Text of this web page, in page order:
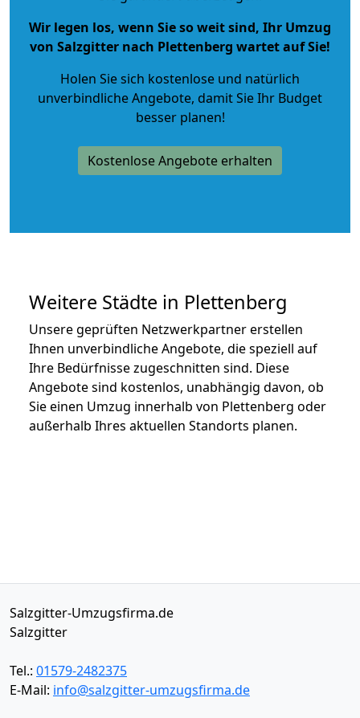
Wir legen los, wenn Sie so weit sind, Ihr Umzug
von Salzgitter nach Plettenberg wartet auf Sie!
Holen Sie sich kostenlose und natürlich
unverbindliche Angebote, damit Sie Ihr Budget
besser planen!
Kostenlose Angebote erhalten
Weitere Städte in Plettenberg
Unsere geprüften Netzwerkpartner erstellen
Ihnen unverbindliche Angebote, die speziell auf
Ihre Bedürfnisse zugeschnitten sind. Diese
Angebote sind kostenlos, unabhängig davon, ob
Sie einen Umzug innerhalb von Plettenberg oder
außerhalb Ihres aktuellen Standorts planen.
Salzgitter-Umzugsfirma.de
Salzgitter
Tel.: 01579-2482375
E-Mail: info@salzgitter-umzugsfirma.de